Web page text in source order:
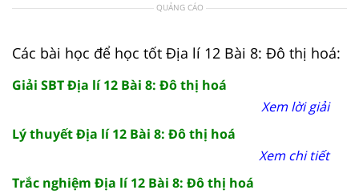
QUẢNG CÁO
Các bài học để học tốt Địa lí 12 Bài 8: Đô thị hoá:
Giải SBT Địa lí 12 Bài 8: Đô thị hoá
Xem lời giải
Lý thuyết Địa lí 12 Bài 8: Đô thị hoá
Xem chi tiết
Trắc nghiệm Địa lí 12 Bài 8: Đô thị hoá